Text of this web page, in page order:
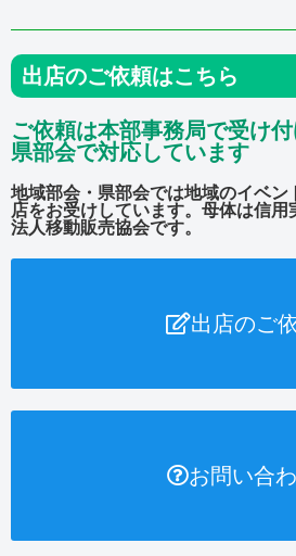
出店のご依頼はこちら
ご依頼は本部事務局で受け
県部会で対応しています
地域部会・県部会では地域のイベン
店をお受けしています。母体は信用
法人移動販売協会です。
出店のご
お問い合